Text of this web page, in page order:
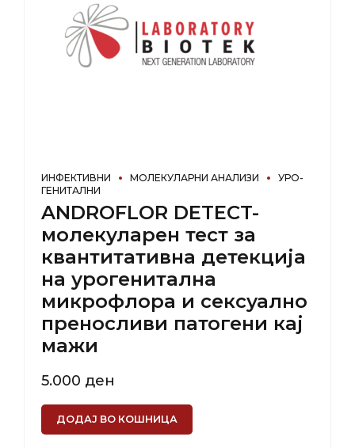
ИНФЕКТИВНИ МОЛЕКУЛАРНИ АНАЛИЗИ
УРО-
ГЕНИТАЛНИ
ANDROFLOR DETECT-
молекуларен тест за
квантитативна детекција
на урогенитална
микрофлора и сексуално
преносливи патогени кај
мажи
5.000 ден
ДОДАЈ ВО КОШНИЦА